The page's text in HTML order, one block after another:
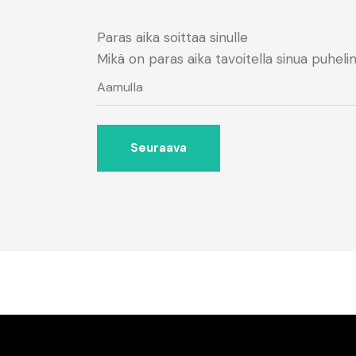
Paras aika soittaa sinulle
Mikä on paras aika tavoitella sinua